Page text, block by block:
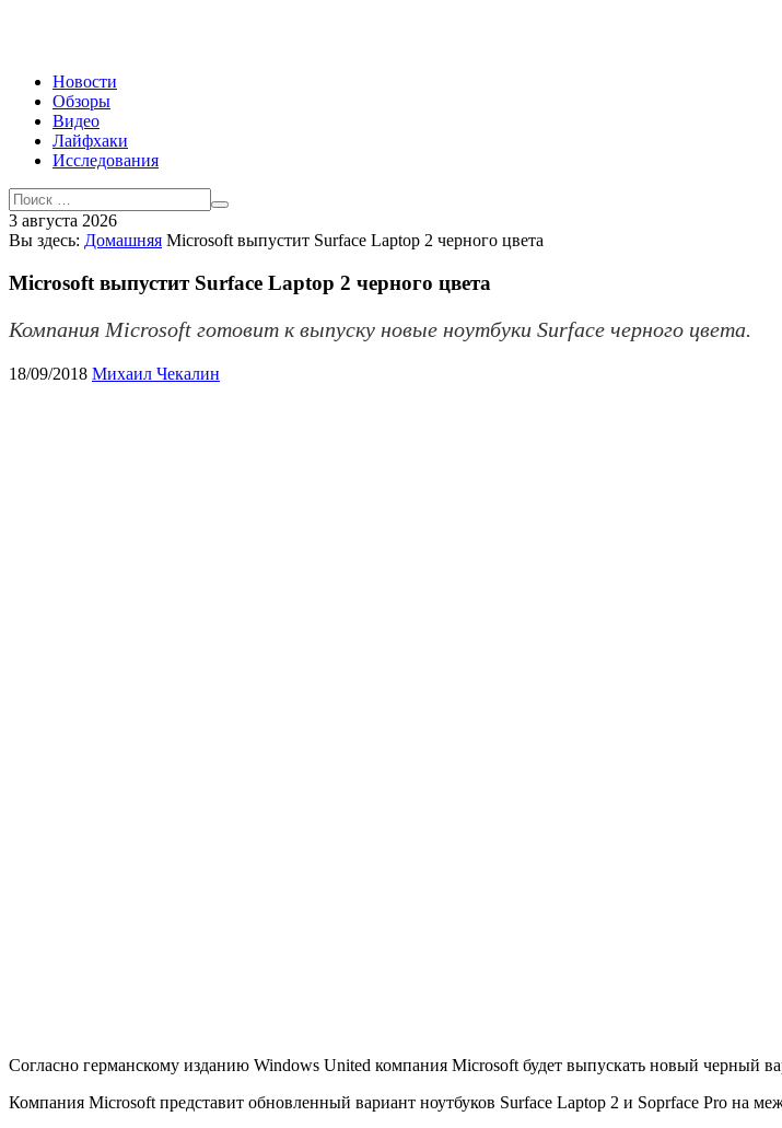
Новости
Обзоры
Видео
Лайфхаки
Исследования
3 августа 2026
Вы здесь: Домашняя Microsoft выпустит Surface Laptop 2 черного цвета
Microsoft выпустит Surface Laptop 2 черного цвета
Компания Microsoft готовит к выпуску новые ноутбуки Surface черного цвета.
18/09/2018 Михаил Чекалин
Согласно германскому изданию Windows United компания Microsoft будет выпускать новый черный
Компания Microsoft представит обновленный вариант ноутбуков Surface Laptop 2 и Soprface Pro на